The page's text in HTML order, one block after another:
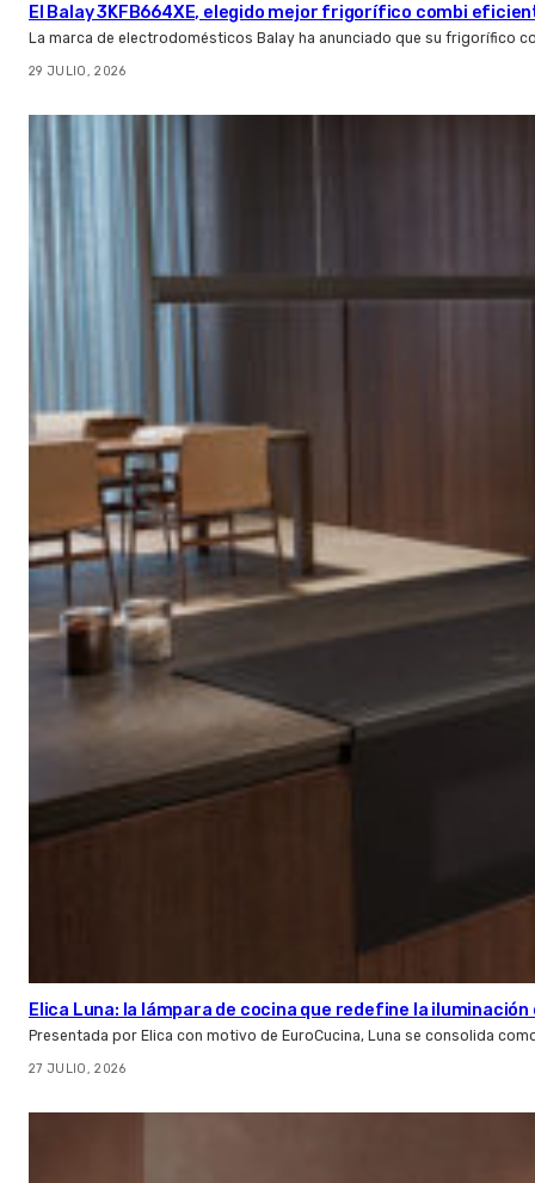
El Balay 3KFB664XE, elegido mejor frigorífico combi
La marca de electrodomésticos Balay ha anunciado que su frigorífico
29 JULIO, 2026
Elica Luna: la lámpara de cocina que redefine la
Presentada por Elica con motivo de EuroCucina, Luna se consolida
27 JULIO, 2026